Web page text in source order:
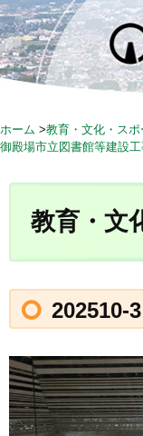
S
k
i
p
c
ホーム >教育・文化・スポ
御殿場市立図書館等建設
教育・文
202510-3